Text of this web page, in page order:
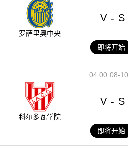
罗萨里奥中央
V - S
即将开始
08-10
04:00
科尔多瓦学院
V - S
即将开始